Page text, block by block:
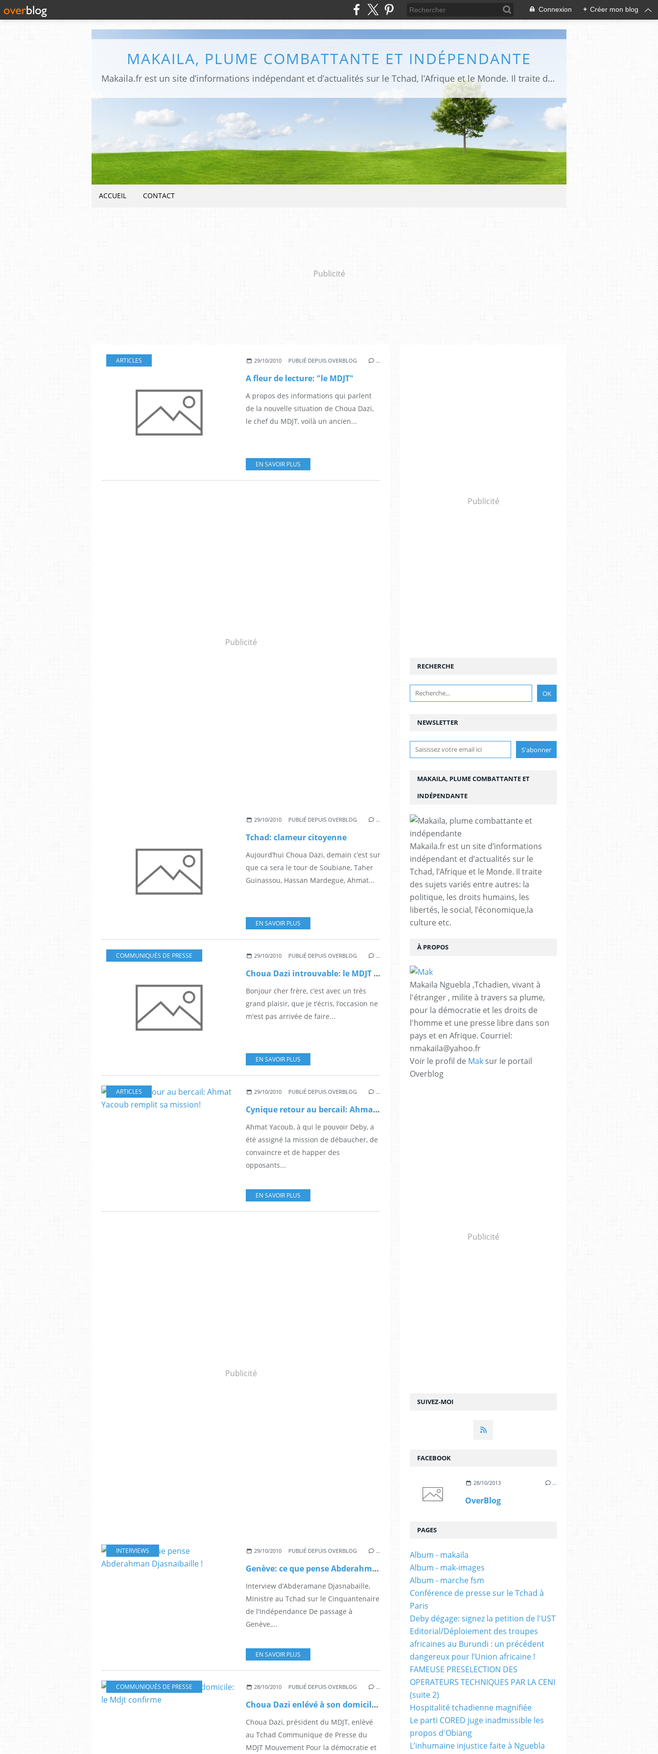
Connexion + Créer mon blog
MAKAILA, PLUME COMBATTANTE ET INDÉPENDANTE
Makaila.fr est un site d’informations indépendant et d’actualités sur le Tchad, l’Afrique et le Monde. Il traite des sujets variés entre autres: la politique, les droits humains, les libertés, le social, l’économique,la culture etc.
ACCUEIL CONTACT
Publicité
ARTICLES 29/10/2010 PUBLIÉ DEPUIS OVERBLOG …
A fleur de lecture: "le MDJT"
A propos des informations qui parlent
de la nouvelle situation de Choua Dazi,
le chef du MDJT, voilà un ancien...
EN SAVOIR PLUS
Publicité
29/10/2010 PUBLIÉ DEPUIS OVERBLOG …
Tchad: clameur citoyenne
Aujourd’hui Choua Dazi, demain c’est sur
que ca sera le tour de Soubiane, Taher
Guinassou, Hassan Mardegue, Ahmat...
EN SAVOIR PLUS
COMMUNIQUÉS DE PRESSE 29/10/2010 PUBLIÉ DEPUIS OVERBLOG …
Choua Dazi introuvable: le MDJT multiple les appels depuis Zoumri
Bonjour cher frère, c’est avec un très
grand plaisir, que je t’écris, l’occasion ne
m'est pas arrivée de faire...
EN SAVOIR PLUS
ARTICLES 29/10/2010 PUBLIÉ DEPUIS OVERBLOG …
Cynique retour au bercail: Ahmat Yacoub remplit sa mission!
Ahmat Yacoub, à qui le pouvoir Deby, a
été assigné la mission de débaucher, de
convaincre et de happer des
opposants...
EN SAVOIR PLUS
Publicité
INTERVIEWS 29/10/2010 PUBLIÉ DEPUIS OVERBLOG …
Genève: ce que pense Abderahman Djasnaibaille !
Interview d’Abderamane Djasnabaille,
Ministre au Tchad sur le Cinquantenaire
de l'Indépendance De passage à
Genève,...
EN SAVOIR PLUS
COMMUNIQUÉS DE PRESSE 28/10/2010 PUBLIÉ DEPUIS OVERBLOG …
Choua Dazi enlévé à son domicile: le Mdjt confirme
Choua Dazi, président du MDJT, enlèvé
au Tchad Communique de Presse du
MDJT Mouvement Pour la démocratie et
Publicité
NEWSLETTER
SUIVEZ-MOI
RECHERCHE
MAKAILA, PLUME COMBATTANTE ET
INDÉPENDANTE
Makaila.fr est un site d’informations
indépendant et d’actualités sur le
Tchad, l’Afrique et le Monde. Il traite
des sujets variés entre autres: la
politique, les droits humains, les
libertés, le social, l’économique,la
culture etc.
À PROPOS
Makaila Nguebla ,Tchadien, vivant à
l'étranger , milite à travers sa plume,
pour la démocratie et les droits de
l'homme et une presse libre dans son
pays et en Afrique. Courriel:
nmakaila@yahoo.fr
Voir le profil de Mak sur le portail
Overblog
Publicité
FACEBOOK
28/10/2013 …
OverBlog
PAGES
Album - makaila
Album - mak-images
Album - marche fsm
Conférence de presse sur le Tchad à
Paris
Deby dégage: signez la petition de l'UST
Editorial/Déploiement des troupes
africaines au Burundi : un précédent
dangereux pour l’Union africaine !
FAMEUSE PRESELECTION DES
OPERATEURS TECHNIQUES PAR LA CENI
(suite 2)
Hospitalité tchadienne magnifiée
Le parti CORED juge inadmissible les
propos d'Obiang
L’inhumaine injustice faite à Nguebla